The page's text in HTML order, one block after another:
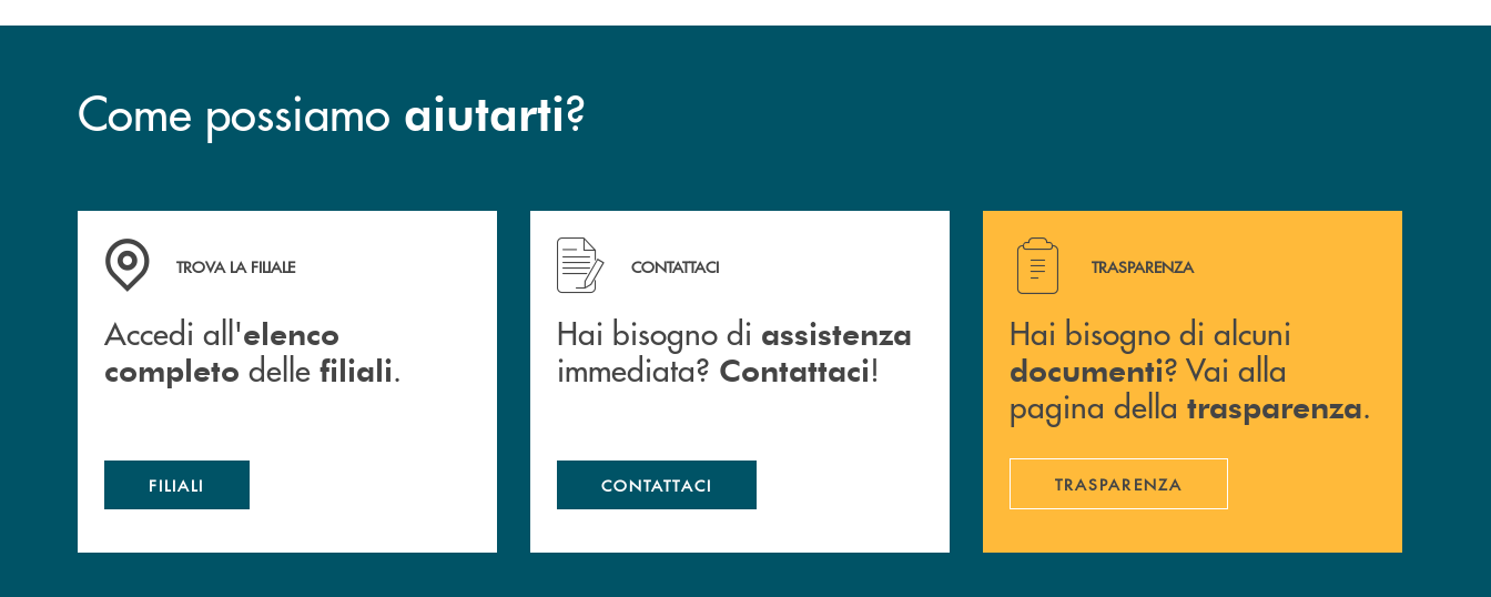
Come possiamo aiutarti?
Accedi all' elenco completo delle filiali .
TROVA LA FILIALE
Accedi all'elenco
completo delle filiali.
FILIALI
Hai bisogno di assistenza immediata? Contattaci !
CONTATTACI
Hai bisogno di assistenza
immediata? Contattaci!
CONTATTACI
Hai bisogno di alcuni documenti ? Vai alla pagina della
TRASPARENZA
Hai bisogno di alcuni
documenti? Vai alla
pagina della trasparenza.
TRASPARENZA